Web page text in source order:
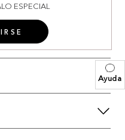
Ayuda
ESPECIAL